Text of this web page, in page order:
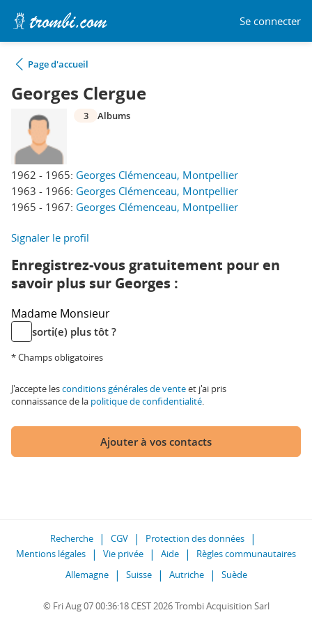
Se connecter
Page d'accueil
Georges Clergue
1962 - 1965: Georges Clémenceau, Montpellier
1963 - 1966: Georges Clémenceau, Montpellier
1965 - 1967: Georges Clémenceau, Montpellier
3 Albums
Signaler le profil
Enregistrez-vous gratuitement pour en
savoir plus sur Georges :
Madame Monsieur
sorti(e) plus tôt ?
* Champs obligatoires
J'accepte lesconditions générales de venteet j'ai pris
connaissance de la politique de confidentialité.
Ajouter à vos contacts
Recherche CGV
Protection des données
Mentions légales
Vie privée Aide
Règles communautaires
Allemagne
Suisse Autriche Suède
© Fri Aug 07 00:36:18 CEST 2026 Trombi Acquisition Sarl